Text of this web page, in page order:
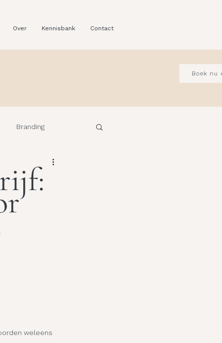
Over Kennisbank Contact
Boek nu
Branding
weleens